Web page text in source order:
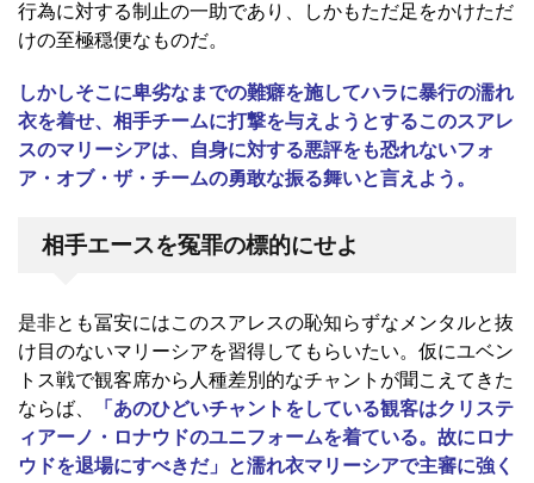
行為に対する制止の一助であり、しかもただ足をかけただ
けの至極穏便なものだ。
しかしそこに卑劣なまでの難癖を施してハラに暴行の濡れ
衣を着せ、相手チームに打撃を与えようとするこのスアレ
スのマリーシアは、自身に対する悪評をも恐れないフォ
ア・オブ・ザ・チームの勇敢な振る舞いと言えよう。
相手エースを冤罪の標的にせよ
是非とも冨安にはこのスアレスの恥知らずなメンタルと抜
け目のないマリーシアを習得してもらいたい。仮にユベン
トス戦で観客席から人種差別的なチャントが聞こえてきた
ならば、
「あのひどいチャントをしている観客はクリステ
ィアーノ・ロナウドのユニフォームを着ている。故にロナ
ウドを退場にすべきだ」と濡れ衣マリーシアで主審に強く